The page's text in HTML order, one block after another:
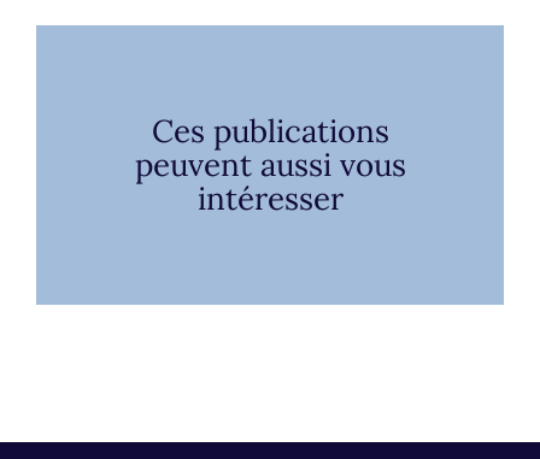
Ces publications
peuvent aussi vous
intéresser